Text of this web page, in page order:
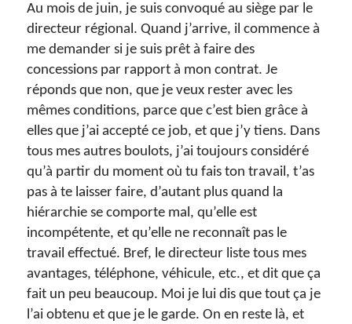
Au mois de juin, je suis convoqué au siège par le
directeur régional. Quand j’arrive, il commence à
me demander si je suis prêt à faire des
concessions par rapport à mon contrat. Je
réponds que non, que je veux rester avec les
mêmes conditions, parce que c’est bien grâce à
elles que j’ai accepté ce job, et que j’y tiens. Dans
tous mes autres boulots, j’ai toujours considéré
qu’à partir du moment où tu fais ton travail, t’as
pas à te laisser faire, d’autant plus quand la
hiérarchie se comporte mal, qu’elle est
incompétente, et qu’elle ne reconnaît pas le
travail effectué. Bref, le directeur liste tous mes
avantages, téléphone, véhicule, etc., et dit que ça
fait un peu beaucoup. Moi je lui dis que tout ça je
l’ai obtenu et que je le garde. On en reste là, et